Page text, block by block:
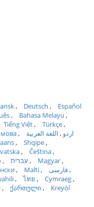
Deutsch
Español
Bahasa Melayu
Tiếng Việt
Türkçe
мова اردو
اللغة العربية
Shqipe
Čeština
עברית
Magyar
Malti
فارسی
ไทย
Cymraeg
ქართული
Kreyòl